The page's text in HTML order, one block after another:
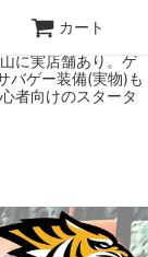
ップです！ ウォー
ゲームもメジャーど
に実店舗あり。ゲ
バゲー装備(実物)も
者向けのスタータ
カート